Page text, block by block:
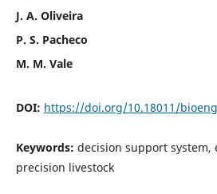
J. A. Oliveira
P. S. Pacheco
M. M. Vale
DOI: https://doi.org/10.18011/
Keywords: decision support system,
precision livestock